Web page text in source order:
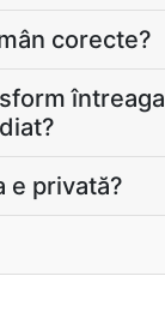
corecte?
întreaga
e privată?